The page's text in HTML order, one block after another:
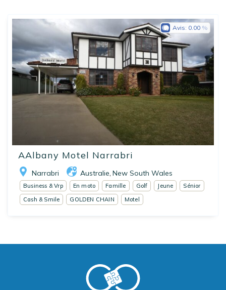
AAlbany Motel Narrabri
Narrabri Australie New South Wales
Avis: 0.00
Business & Vrp En moto Famille Golf Jeune
Sénior
Cash & Smile
GOLDEN CHAIN Motel